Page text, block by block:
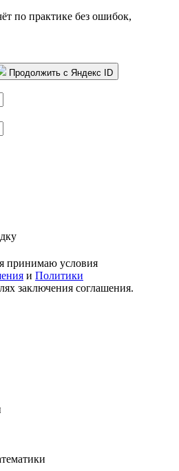
по практике без ошибок,
Продолжить с Яндекс ID
принимаю условия
и Политики
заключения соглашения.